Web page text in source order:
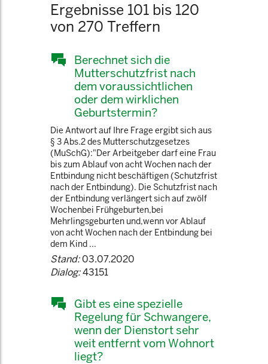
Ergebnisse 101 bis 120
von 270 Treffern
Berechnet sich die
Mutterschutzfrist nach
dem voraussichtlichen
oder dem wirklichen
Geburtstermin?
Die Antwort auf Ihre Frage ergibt sich aus
§ 3 Abs.2 des Mutterschutzgesetzes
(MuSchG):"Der Arbeitgeber darf eine Frau
bis zum Ablauf von acht Wochen nach der
Entbindung nicht beschäftigen (Schutzfrist
nach der Entbindung). Die Schutzfrist nach
der Entbindung verlängert sich auf zwölf
Wochenbei Frühgeburten,bei
Mehrlingsgeburten und,wenn vor Ablauf
von acht Wochen nach der Entbindung bei
dem Kind ...
Stand:03.07.2020
Dialog:43151
Gibt es eine spezielle
Regelung für Schwangere,
wenn der Dienstort sehr
weit entfernt vom Wohnort
liegt?